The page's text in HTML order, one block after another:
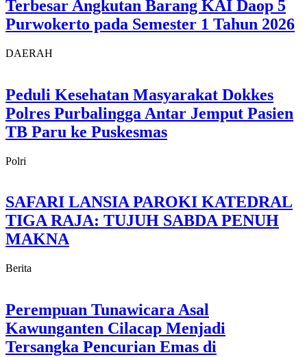
Terbesar Angkutan Barang KAI Daop 5
Purwokerto pada Semester 1 Tahun 2026
DAERAH
Peduli Kesehatan Masyarakat Dokkes
Polres Purbalingga Antar Jemput Pasien
TB Paru ke Puskesmas
Polri
SAFARI LANSIA PAROKI KATEDRAL
TIGA RAJA: TUJUH SABDA PENUH
MAKNA
Berita
Perempuan Tunawicara Asal
Kawunganten Cilacap Menjadi
Tersangka Pencurian Emas di